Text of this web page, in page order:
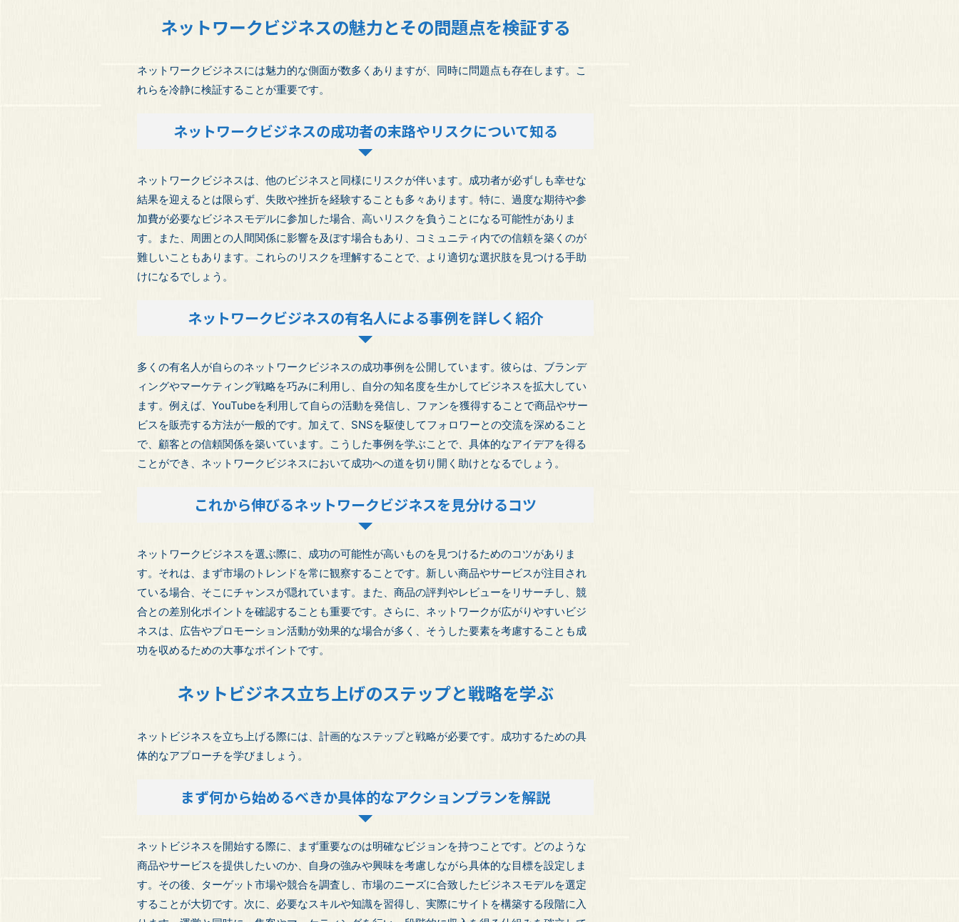
ネットワークビジネスの魅力とその問題点を検証する
ネットワークビジネスには魅力的な側面が数多くありますが、同時に問題点も存在します。こ
れらを冷静に検証することが重要です。
ネットワークビジネスの成功者の末路やリスクについて知る
ネットワークビジネスは、他のビジネスと同様にリスクが伴います。成功者が必ずしも幸せな
結果を迎えるとは限らず、失敗や挫折を経験することも多々あります。特に、過度な期待や参
加費が必要なビジネスモデルに参加した場合、高いリスクを負うことになる可能性がありま
す。また、周囲との人間関係に影響を及ぼす場合もあり、コミュニティ内での信頼を築くのが
難しいこともあります。これらのリスクを理解することで、より適切な選択肢を見つける手助
けになるでしょう。
ネットワークビジネスの有名人による事例を詳しく紹介
多くの有名人が自らのネットワークビジネスの成功事例を公開しています。彼らは、ブランデ
ィングやマーケティング戦略を巧みに利用し、自分の知名度を生かしてビジネスを拡大してい
ます。例えば、YouTubeを利用して自らの活動を発信し、ファンを獲得することで商品やサー
ビスを販売する方法が一般的です。加えて、SNSを駆使してフォロワーとの交流を深めること
で、顧客との信頼関係を築いています。こうした事例を学ぶことで、具体的なアイデアを得る
ことができ、ネットワークビジネスにおいて成功への道を切り開く助けとなるでしょう。
これから伸びるネットワークビジネスを見分けるコツ
ネットワークビジネスを選ぶ際に、成功の可能性が高いものを見つけるためのコツがありま
す。それは、まず市場のトレンドを常に観察することです。新しい商品やサービスが注目され
ている場合、そこにチャンスが隠れています。また、商品の評判やレビューをリサーチし、競
合との差別化ポイントを確認することも重要です。さらに、ネットワークが広がりやすいビジ
ネスは、広告やプロモーション活動が効果的な場合が多く、そうした要素を考慮することも成
功を収めるための大事なポイントです。
ネットビジネス立ち上げのステップと戦略を学ぶ
ネットビジネスを立ち上げる際には、計画的なステップと戦略が必要です。成功するための具
体的なアプローチを学びましょう。
まず何から始めるべきか具体的なアクションプランを解説
ネットビジネスを開始する際に、まず重要なのは明確なビジョンを持つことです。どのような
商品やサービスを提供したいのか、自身の強みや興味を考慮しながら具体的な目標を設定しま
す。その後、ターゲット市場や競合を調査し、市場のニーズに合致したビジネスモデルを選定
することが大切です。次に、必要なスキルや知識を習得し、実際にサイトを構築する段階に入